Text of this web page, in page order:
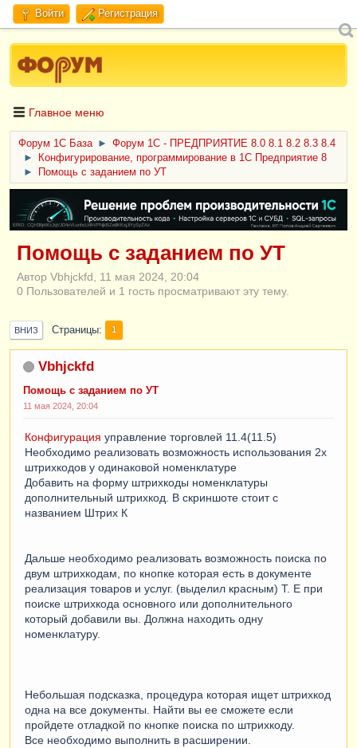
Войти Регистрация
Главное меню
Форум 1C База ►
Форум 1С - ПРЕДПРИЯТИЕ 8.0 8.1 8.2 8.3 8.4
►
Конфигурирование, программирование в 1С Предприятие 8
►
Помощь с заданием по УТ
ERID: CQH36pWzJqVJD4xVLsnhcU4hVPNjkBZe8KKxjJiYySyZAz
Помощь с заданием по УТ
Автор Vbhjckfd, 11 мая 2024, 20:04
0 Пользователей и 1 гость просматривают эту тему.
ВНИЗ Страницы 1
Vbhjckfd
Помощь с заданием по УТ
11 мая 2024, 20:04
Конфигурация управление торговлей 11.4(11.5)
Необходимо реализовать возможность использования 2х
штрихкодов у одинаковой номенклатуре
Добавить на форму штрихкоды номенклатуры
дополнительный штрихкод. В скриншоте стоит с
названием Штрих К
Дальше необходимо реализовать возможность поиска по
двум штрихкодам, по кнопке которая есть в документе
реализация товаров и услуг. (выделил красным) Т. Е при
поиске штрихкода основного или дополнительного
который добавили вы. Должна находить одну
номенклатуру.
Небольшая подсказка, процедура которая ищет штрихкод
одна на все документы. Найти вы ее сможете если
пройдете отладкой по кнопке поиска по штрихкоду.
Все необходимо выполнить в расширении.